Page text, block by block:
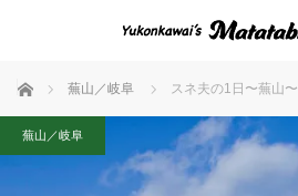
ホーム 蕪山／岐阜 スネ夫の1日〜蕪山〜
蕪山／岐阜